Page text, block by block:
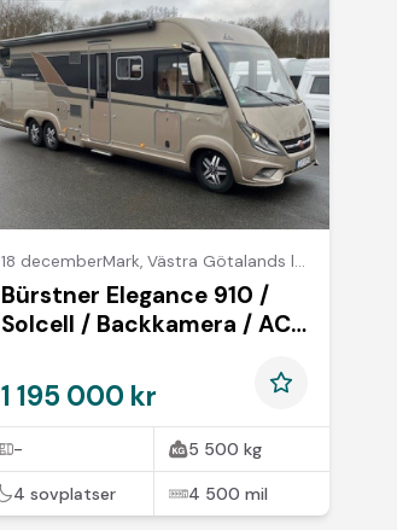
18 decemberMark,Västra Götalands län
Bürstner Elegance 910 /
Solcell / Backkamera / AC
1 195 000 kr
- 5 500 kg
4 sovplatser 4 500 mil